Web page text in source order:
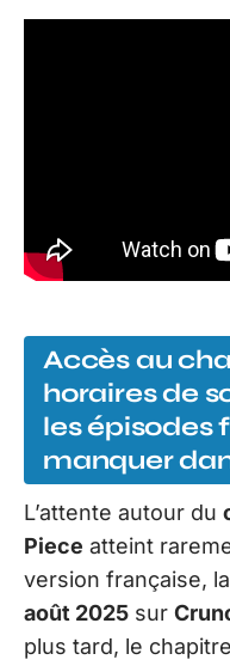
Accès au
horaires de
les épisodes
manquer
L’attente autour du
Piece atteint
version française,
août 2025 sur
plus tard, le